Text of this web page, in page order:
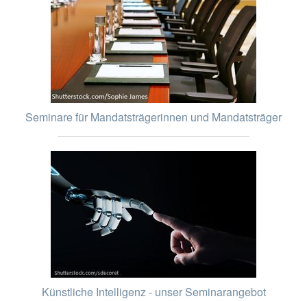
Seminare für Mandatsträgerinnen und Mandatsträger
Künstliche Intelligenz - unser Seminarangebot